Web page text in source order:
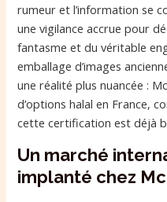
rumeur et l’information se
une vigilance accrue pour
fantasme et du véritable
emballage d’images
une réalité plus nuancée :
d’options halal en France,
cette certification est déjà
Un marché
implanté chez